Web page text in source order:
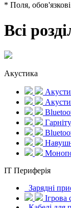
* Поля,
Всі
Акустика
IT Периферія
Зарядні
Ігрова